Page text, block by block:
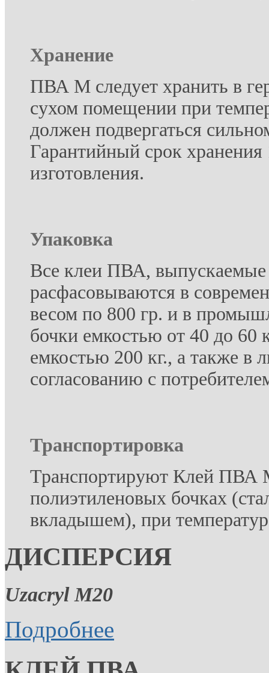
Хранение
ПВА М следует хранить в
сухом помещении при
должен подвергаться
Гарантийный срок хранения
изготовления.
Упаковка
Все клеи ПВА, выпускаемые
расфасовываются в
весом по 800 гр. и в
бочки емкостью от 40 до 60
емкостью 200 кг., а также в
согласованию с
Транспортировка
Транспортируют Клей ПВА
полиэтиленовых бочках
вкладышем), при
ДИСПЕРСИЯ
Uzacryl M20
Подробнее